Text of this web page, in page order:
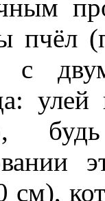
пчёл
с
см),